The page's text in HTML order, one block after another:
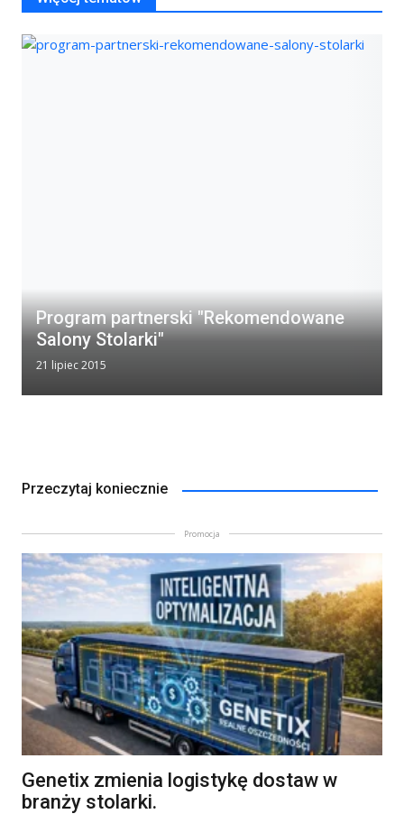
Program partnerski "Rekomendowane
Salony Stolarki"
21 lipiec 2015
Przeczytaj koniecznie
Promocja
Genetix zmienia logistykę dostaw w
branży stolarki.